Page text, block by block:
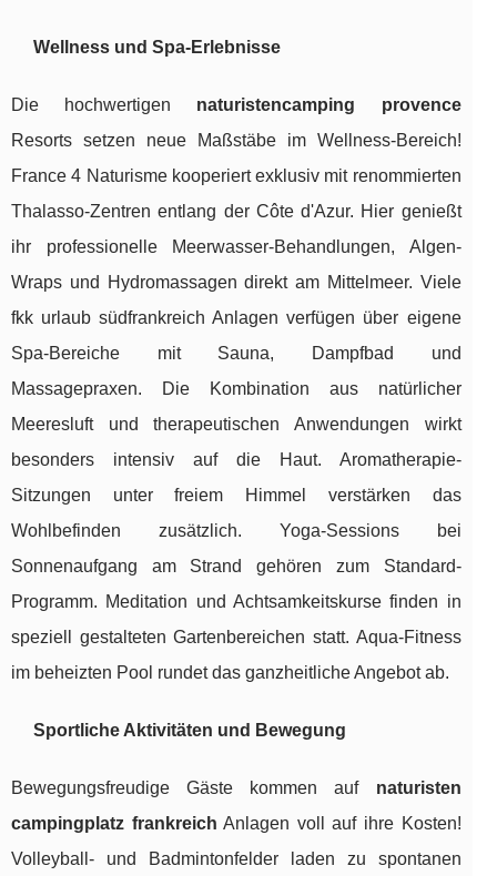
Wellness und Spa-Erlebnisse
Die hochwertigen naturistencamping provence
Resorts setzen neue Maßstäbe im Wellness-Bereich!
France 4 Naturisme kooperiert exklusiv mit renommierten
Thalasso-Zentren entlang der Côte d'Azur. Hier genießt
ihr professionelle Meerwasser-Behandlungen, Algen-
Wraps und Hydromassagen direkt am Mittelmeer. Viele
fkk urlaub südfrankreich Anlagen verfügen über eigene
Spa-Bereiche mit Sauna, Dampfbad und
Massagepraxen. Die Kombination aus natürlicher
Meeresluft und therapeutischen Anwendungen wirkt
besonders intensiv auf die Haut. Aromatherapie-
Sitzungen unter freiem Himmel verstärken das
Wohlbefinden zusätzlich. Yoga-Sessions bei
Sonnenaufgang am Strand gehören zum Standard-
Programm. Meditation und Achtsamkeitskurse finden in
speziell gestalteten Gartenbereichen statt. Aqua-Fitness
im beheizten Pool rundet das ganzheitliche Angebot ab.
Sportliche Aktivitäten und Bewegung
Bewegungsfreudige Gäste kommen auf naturisten
campingplatz frankreich Anlagen voll auf ihre Kosten!
Volleyball- und Badmintonfelder laden zu spontanen